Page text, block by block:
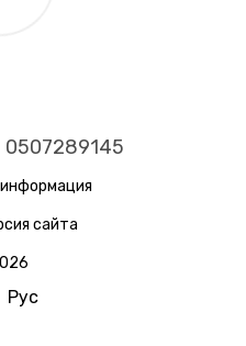
0507289145
сайта
Рус